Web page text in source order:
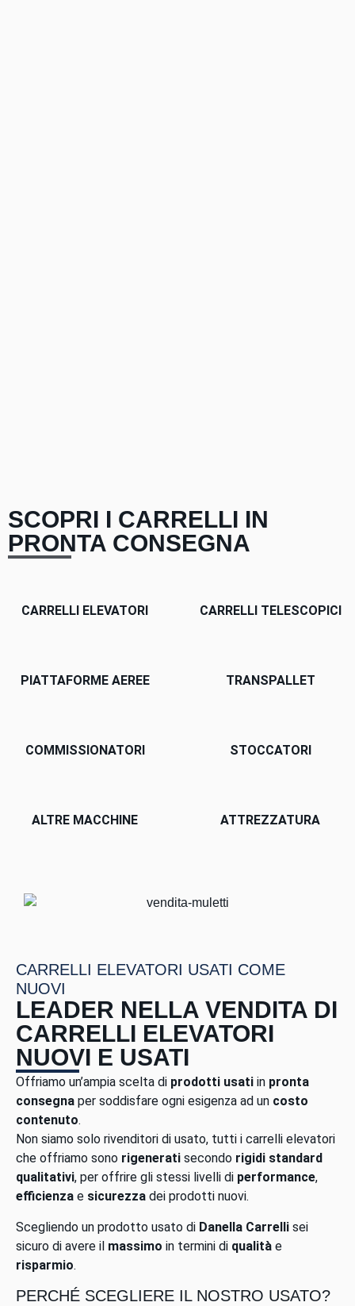
SCOPRI I CARRELLI IN
PRONTA CONSEGNA
CARRELLI ELEVATORI CARRELLI TELESCOPICI
PIATTAFORME AEREE TRANSPALLET
COMMISSIONATORI STOCCATORI
ALTRE MACCHINE ATTREZZATURA
CARRELLI ELEVATORI USATI COME
NUOVI
LEADER NELLA VENDITA DI
CARRELLI ELEVATORI
NUOVI E USATI
Offriamo un’ampia scelta di prodotti usati in pronta
consegna per soddisfare ogni esigenza ad un costo
contenuto.
Non siamo solo rivenditori di usato, tutti i carrelli elevatori
che offriamo sono rigenerati secondo rigidi standard
qualitativi, per offrire gli stessi livelli di performance,
efficienza e sicurezza dei prodotti nuovi.
Scegliendo un prodotto usato di Danella Carrelli sei
sicuro di avere il massimo in termini di qualità e
risparmio.
PERCHÉ SCEGLIERE IL NOSTRO USATO?